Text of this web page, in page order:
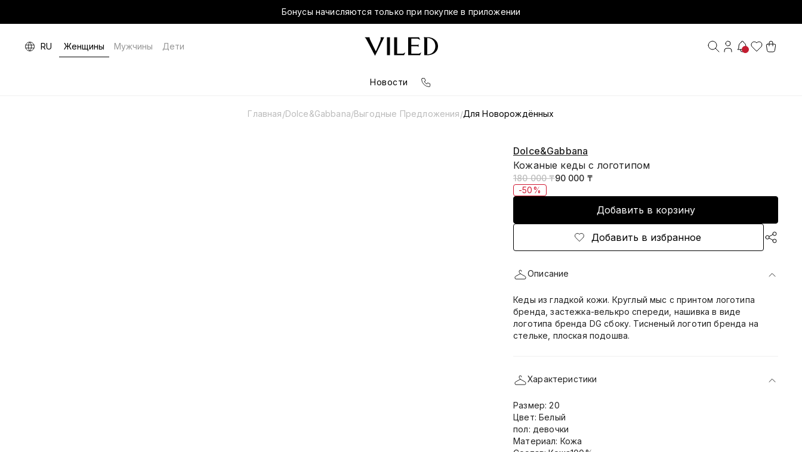
Бонусы начисляются только при покупке в приложении
RU Женщины Мужчины Дети
Новости
Главная/Dolce&Gabbana/Выгодные Предложения/Для Новорождённых
Dolce&Gabbana
Кожаные кеды с логотипом
180 000 ₸90 000 ₸
-50%
Добавить в корзину
Добавить в избранное
Описание
Кеды из гладкой кожи. Круглый мыс с принтом логотипа
бренда, застежка-велькро спереди, нашивка в виде
логотипа бренда DG сбоку. Тисненый логотип бренда на
стельке, плоская подошва.
Характеристики
Размер: 20
Цвет: Белый
пол: девочки
Материал: Кожа